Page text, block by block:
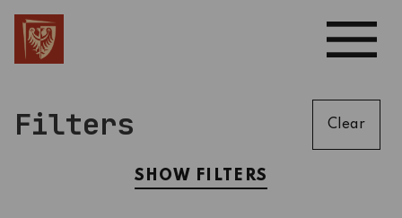
Filters Clear
SHOW FILTERS